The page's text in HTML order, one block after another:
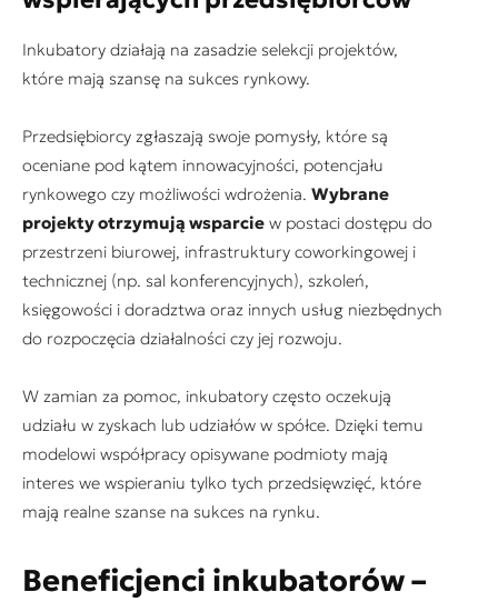
Inkubatory działają na zasadzie selekcji projektów,
które mają szansę na sukces rynkowy.
Przedsiębiorcy zgłaszają swoje pomysły, które są
oceniane pod kątem innowacyjności, potencjału
rynkowego czy możliwości wdrożenia. Wybrane
projekty otrzymują wsparcie w postaci dostępu do
przestrzeni biurowej, infrastruktury coworkingowej i
technicznej (np. sal konferencyjnych), szkoleń,
księgowości i doradztwa oraz innych usług niezbędnych
do rozpoczęcia działalności czy jej rozwoju.
W zamian za pomoc, inkubatory często oczekują
udziału w zyskach lub udziałów w spółce. Dzięki temu
modelowi współpracy opisywane podmioty mają
interes we wspieraniu tylko tych przedsięwzięć, które
mają realne szanse na sukces na rynku.
Beneficjenci inkubatorów –